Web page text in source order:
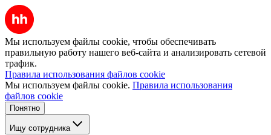
Мы используем файлы cookie, чтобы обеспечивать
правильную работу нашего веб-сайта и анализировать сетевой
трафик.
Правила использования файлов cookie
Мы используем файлы cookie. Правила использования
файлов cookie
Понятно
Ищу сотрудника